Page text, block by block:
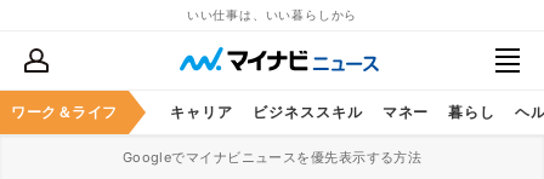
いい仕事は、いい暮らしから
ワーク＆ライフ キャリア ビジネススキル マネー 暮らし ヘ
Googleでマイナビニュースを優先表示する方法